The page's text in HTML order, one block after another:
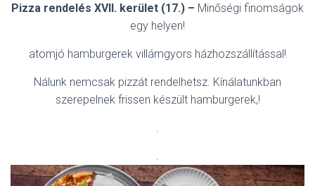
Pizza rendelés XVII. kerület (17.) – Minőségi finomságok
egy helyen!
atomjó hamburgerek villámgyors házhozszállítással!
Nálunk nemcsak pizzát rendelhetsz. Kínálatunkban
szerepelnek frissen készült hamburgerek,!